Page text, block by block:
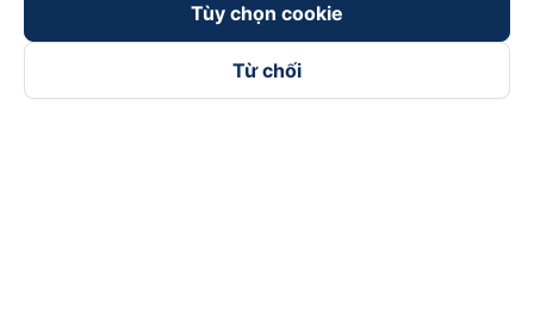
Tùy chọn cookie
Từ chối